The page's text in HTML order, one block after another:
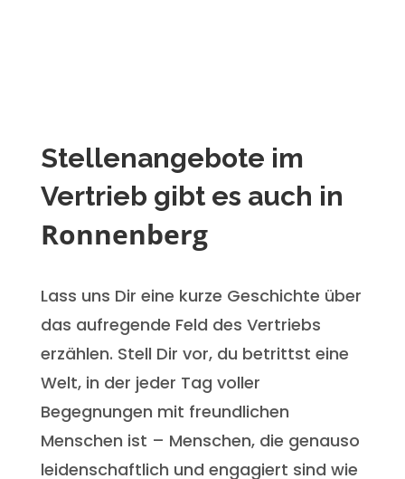
Stellenangebote im
Vertrieb gibt es auch in
Ronnenberg
Lass uns Dir eine kurze Geschichte über
das aufregende Feld des Vertriebs
erzählen. Stell Dir vor, du betrittst eine
Welt, in der jeder Tag voller
Begegnungen mit freundlichen
Menschen ist – Menschen, die genauso
leidenschaftlich und engagiert sind wie